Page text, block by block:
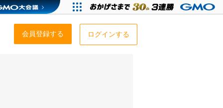
会員登録する ログインする